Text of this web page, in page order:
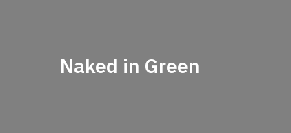
Naked in Green